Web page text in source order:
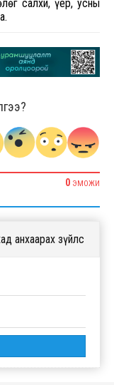
салхи, үер, усны
0 ЭМОЖИ
анхаарах зүйлс